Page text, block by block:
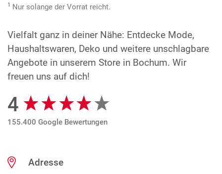
1 Nur solange der Vorrat reicht.
Vielfalt ganz in deiner Nähe: Entdecke Mode,
Haushaltswaren, Deko und weitere unschlagbare
Angebote in unserem Store in Bochum. Wir
freuen uns auf dich!
Google Bewertungen
4
155.400 Google Bewertungen
Adresse